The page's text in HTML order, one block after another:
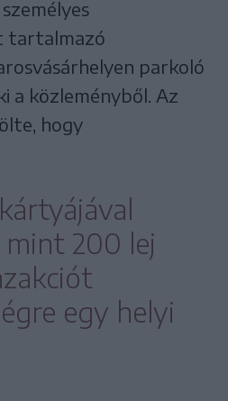
tartalmazó
parkoló
a közleményből. Az
hogy
200 lej
egy helyi